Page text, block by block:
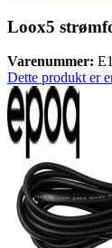
Loox5
Varenummer:
Dette produkt er